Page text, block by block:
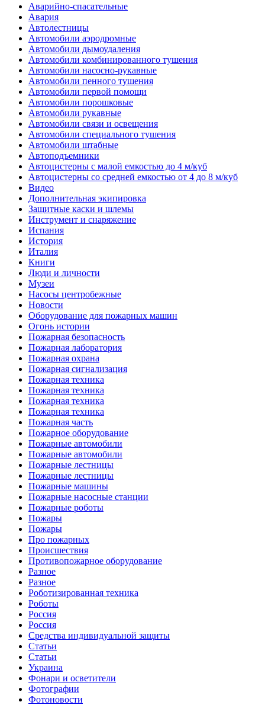
Аварийно-спасательные
Авария
Автолестницы
Автомобили аэродромные
Автомобили дымоудаления
Автомобили комбинированного тушения
Автомобили насосно-рукавные
Автомобили пенного тушения
Автомобили первой помощи
Автомобили порошковые
Автомобили рукавные
Автомобили связи и освещения
Автомобили специального тушения
Автомобили штабные
Автоподъемники
Автоцистерны с малой емкостью до 4 м/куб
Автоцистерны со средней емкостью от 4 до 8 м/куб
Видео
Дополнительная экипировка
Защитные каски и шлемы
Инструмент и снаряжение
Испания
История
Италия
Книги
Люди и личности
Музеи
Насосы центробежные
Новости
Оборудование для пожарных машин
Огонь истории
Пожарная безопасность
Пожарная лаборатория
Пожарная охрана
Пожарная сигнализация
Пожарная техника
Пожарная техника
Пожарная техника
Пожарная техника
Пожарная часть
Пожарное оборудование
Пожарные автомобили
Пожарные автомобили
Пожарные лестницы
Пожарные лестницы
Пожарные машины
Пожарные насосные станции
Пожарные роботы
Пожары
Пожары
Про пожарных
Происшествия
Противопожарное оборудование
Разное
Разное
Роботизированная техника
Роботы
Россия
Россия
Средства индивидуальной защиты
Статьи
Статьи
Украина
Фонари и осветители
Фотографии
Фотоновости